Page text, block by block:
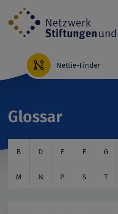
Direkt
zum
Inhalt
Nettie-Finder
Glossar
B D E F G
M N P S T